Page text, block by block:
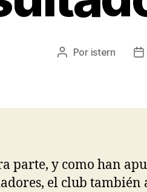
Autor
Por istern
parte, y como han
el club también